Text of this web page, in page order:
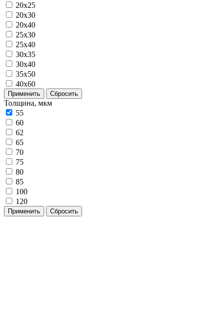
20x25
20x30
20x40
25x30
25x40
30x35
30x40
35x50
40x60
Применить Сбросить
Толщина, мкм
55
60
62
65
70
75
80
85
100
120
Применить Сбросить